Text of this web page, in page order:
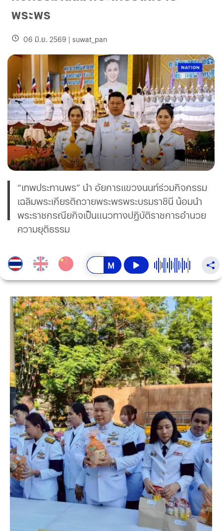
พระพร
06 มิ.ย. 2569 | suwat_pan
“เทพประทานพร” นำ อัยการเเขวงนนท์ร่วมกิจกรรม
เฉลิมพระเกียรติถวายพระพรพระบรมราชินี น้อมนำ
พระราชกรณียกิจเป็นแนวทางปฏิบัติราชการอำนวย
ความยุติธรรม